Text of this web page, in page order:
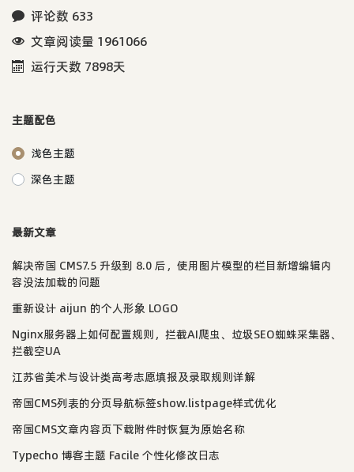
评论数 633
文章阅读量 1961066
运行天数 7898天
主题配色
浅色主题
深色主题
最新文章
解决帝国 CMS7.5 升级到 8.0 后，使用图片模型的栏目新增编辑内
容没法加载的问题
重新设计 aijun 的个人形象 LOGO
Nginx服务器上如何配置规则，拦截AI爬虫、垃圾SEO蜘蛛采集器、
拦截空UA
江苏省美术与设计类高考志愿填报及录取规则详解
帝国CMS列表的分页导航标签show.listpage样式优化
帝国CMS文章内容页下载附件时恢复为原始名称
Typecho 博客主题 Facile 个性化修改日志